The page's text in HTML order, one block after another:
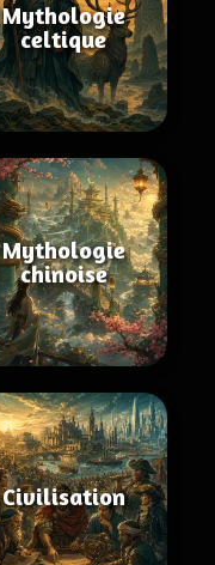
Mythologie
celtique
Mythologie
chinoise
Civilisation